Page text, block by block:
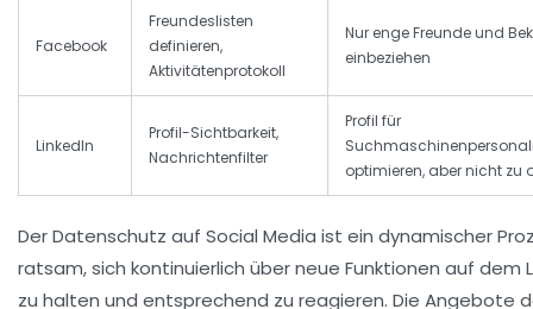
Facebook
Freundeslisten
definieren,
Aktivitätenprotokoll
Nur enge Freunde und
einbeziehen
LinkedIn
Profil-Sichtbarkeit,
Nachrichtenfilter
Profil für
optimieren, aber nicht zu
Der Datenschutz auf Social Media ist ein dynamischer
ratsam, sich kontinuierlich über neue Funktionen auf dem
zu halten und entsprechend zu reagieren. Die Angebote